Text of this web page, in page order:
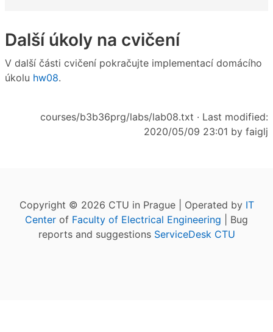
Další úkoly na cvičení
V další části cvičení pokračujte implementací domácího
úkolu hw08.
courses/b3b36prg/labs/lab08.txt · Last modified:
2020/05/09 23:01 by faiglj
Copyright © 2026 CTU in Prague | Operated by IT
Center of Faculty of Electrical Engineering | Bug
reports and suggestions ServiceDesk CTU